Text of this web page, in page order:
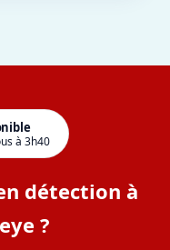
à 3h40
détection à
?